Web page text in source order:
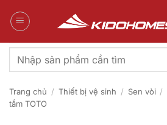
qua
Tìm
kiếm:
Trang chủ / Thiết bị vệ sinh / Sen vòi /
tắm TOTO